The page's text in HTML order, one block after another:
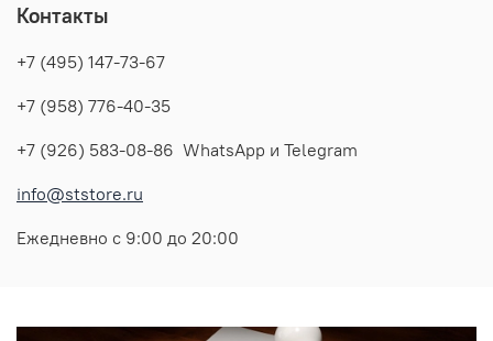
Контакты
+7 (495) 147-73-67
+7 (958) 776-40-35
+7 (926) 583-08-86 WhatsApp и Telegram
info@ststore.ru
Ежедневно с 9:00 до 20:00